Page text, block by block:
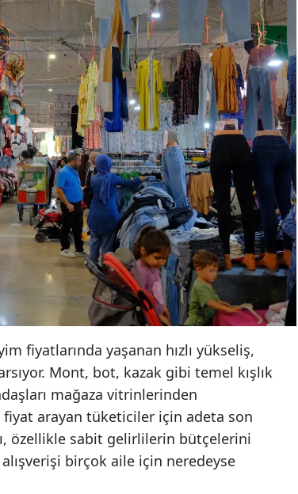
fiyatlarında yaşanan hızlı yükseliş,
Mont, bot, kazak gibi temel kışlık
mağaza vitrinlerinden
fiyat arayan tüketiciler için adeta son
özellikle sabit gelirlilerin bütçelerini
birçok aile için neredeyse